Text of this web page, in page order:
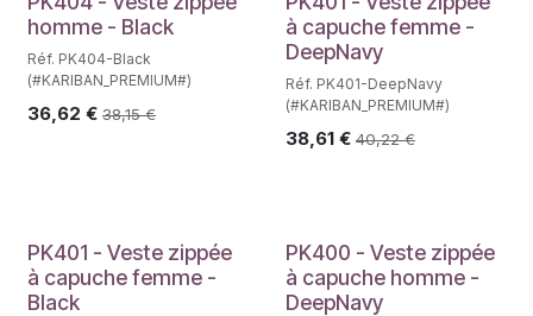
homme - Black
Réf. PK404-Black
(#KARIBAN_PREMIUM#)
36,62 € 38,15€
à capuche femme -
DeepNavy
Réf. PK401-DeepNavy
(#KARIBAN_PREMIUM#)
38,61€ 40,22€
PK401 - Veste zippée
à capuche femme -
Black
PK400 - Veste zippée
à capuche homme -
DeepNavy